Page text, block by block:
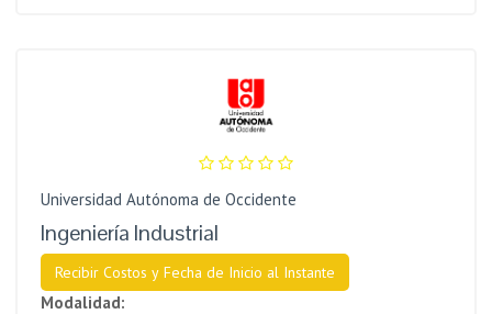
Universidad Autónoma de Occidente
Ingeniería Industrial
Recibir Costos y Fecha de Inicio al Instante
Modalidad: